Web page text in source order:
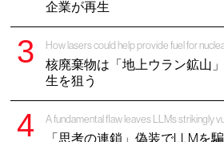
企業が再生
How lasers could help provide fuel for
核廃棄物は「地上ウラン鉱山
生を狙う
A fundamental flaw leaves LLMs strikingly
「思考の連鎖」偽装でLLMを